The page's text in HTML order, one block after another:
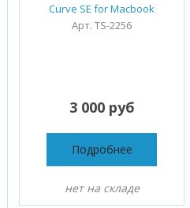
Curve SE for Macbook
Арт. TS-2256
3 000 руб
Подробнее
нет на складе